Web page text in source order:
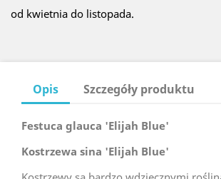
od kwietnia do listopada.
Opis Szczegóły produktu
Festuca glauca 'Elijah Blue'
Kostrzewa sina 'Elijah Blue'